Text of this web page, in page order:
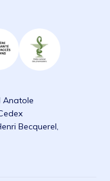
Anatole
Becquerel,